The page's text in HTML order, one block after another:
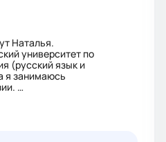
Наталья.
университет по
(русский язык и
я занимаюсь
к школе (навыки чтения
обучение русскому
класс, работа по